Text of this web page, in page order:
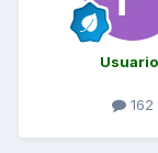
162